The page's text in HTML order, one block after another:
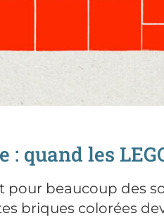
: quand les
pour beaucoup des
briques colorées